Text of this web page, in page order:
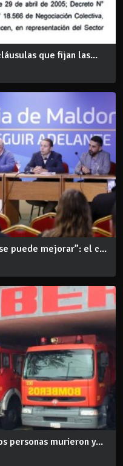
que fijan las...
puede mejorar”: el c...
personas murieron y...